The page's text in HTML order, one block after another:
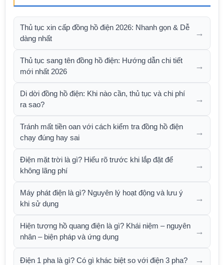
Thủ tục xin cấp đồng hồ điện 2026: Nhanh gọn & Dễ
dàng nhất
→
Thủ tục sang tên đồng hồ điện: Hướng dẫn chi tiết
mới nhất 2026
→
Di dời đồng hồ điện: Khi nào cần, thủ tục và chi phí
ra sao?
→
Tránh mất tiền oan với cách kiểm tra đồng hồ điện
chạy đúng hay sai
→
Điện mặt trời là gì? Hiểu rõ trước khi lắp đặt để
không lãng phí
→
Máy phát điện là gì? Nguyên lý hoạt động và lưu ý
khi sử dụng
→
Hiện tượng hồ quang điện là gì? Khái niệm – nguyên
nhân – biện pháp và ứng dụng
→
Điện 1 pha là gì? Có gì khác biệt so với điện 3 pha? →